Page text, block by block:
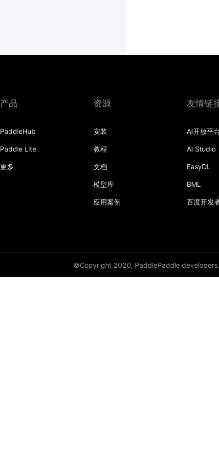
产品
PaddleHub
Paddle Lite
更多
资源
安装
教程
文档
模型库
应用案例
友情链
AI开放平
AI Studio
EasyDL
BML
百度开发
©Copyright 2020, PaddlePaddle developers.